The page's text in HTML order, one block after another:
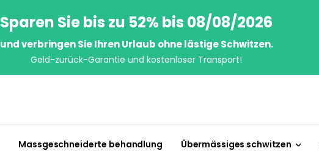
Sparen Sie bis zu 52% bis 08/08/2026
und verbringen Sie Ihren Urlaub ohne lästige Schwitzen.
Geld-zurück-Garantie und kostenloser Transport!
Massgeschneiderte behandlung Übermässiges schwitzen